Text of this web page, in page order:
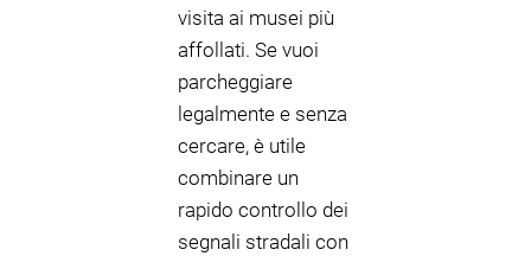
visita ai musei più
affollati. Se vuoi
parcheggiare
legalmente e senza
cercare, è utile
combinare un
rapido controllo dei
segnali stradali con